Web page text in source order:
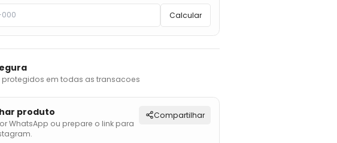
Calcular
protegidos em todas as transacoes
produto
WhatsApp ou prepare o link para
Compartilhar